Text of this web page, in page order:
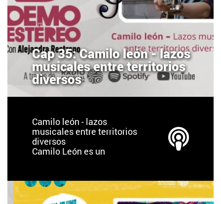
Cap 35: Camilo león - lazos
musicales entre territorios
diversos
Camilo león - lazos
musicales entre territorios
diversos
Camilo León es un
Desde los 10 años salió de
Colombia, ha vivido,
estudiado y adquirido